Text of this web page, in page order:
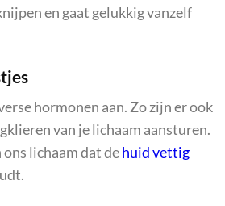
en gaat gelukkig vanzelf
hormonen aan. Zo zijn er ook
van je lichaam aansturen.
lichaam dat dehuid vettig